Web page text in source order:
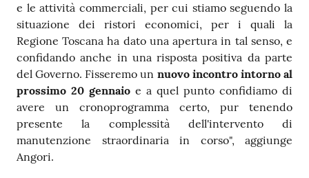
e le attività commerciali, per cui stiamo seguendo la
situazione dei ristori economici, per i quali la
Regione Toscana ha dato una apertura in tal senso, e
confidando anche in una risposta positiva da parte
del Governo. Fisseremo un nuovo incontro intorno al
prossimo 20 gennaio e a quel punto confidiamo di
avere un cronoprogramma certo, pur tenendo
presente la complessità dell'intervento di
manutenzione straordinaria in corso", aggiunge
Angori.